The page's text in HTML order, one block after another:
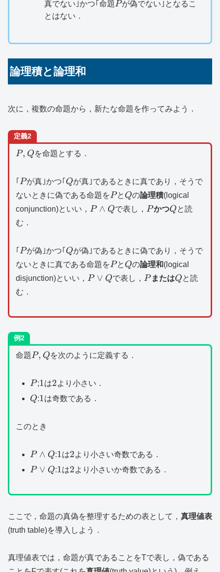
真でない｣かつ｢命題 P
Pが偽でない｣となるこ
とはない．
論理積と論理和
次に，複数の命題から，新たな命題を作ってみよう．
定義2
P,Q
P, Qを命題とする．
｢ P
Pが真｣かつ｢ Q
Qが真｣であるときに真であり，そうで
ないときに偽である命題を P
Pと Q
Qの論理積(logical
conjunction)といい， P\land
P ∧ Qで表し， P
PかつQ
Qと読
む．
｢ P
Pが偽｣かつ｢ Q
Qが偽｣であるときに偽であり，そうで
ないときに真である命題を P
Pと Q
Qの論理和(logical
disjunction)といい， P\lor
P ∨ Qで表し， P
PまたはQ
Qと読
む．
例2
命題 P,Q
P, Qを次のように定義する．
P
P;1
1は2
2より小さい．
Q
Q:1
1は奇数である．
このとき
P\land
Q
P ∧ Q:1
1は2
2より小さい奇数である．
P\lor
P ∨ Q:1
1は2
2より小さいか奇数である．
ここで，命題の真偽を整理するための表として， 真理値表
(truth table)を導入しよう．
真理値表では，命題が真であることをTで表し，偽である